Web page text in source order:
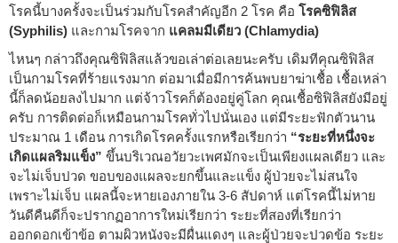
โรคนี้บางครั้งจะเป็นร่วมกับโรคสำคัญอีก 2 โรค คือ โรคซิฟิลิส
(Syphilis) และกามโรคจาก แคลมมีเดียว (Chlamydia)
ไหนๆ กล่าวถึงคุณซิฟิลิสแล้วขอเล่าต่อเลยนะครับ เดิมทีคุณซิฟิลิส
เป็นกามโรคที่ร้ายแรงมาก ต่อมาเมื่อมีการค้นพบยาฆ่าเชื้อ เชื้อเหล่า
นี้ก็ลดน้อยลงไปมาก แต่จ้าวโรคก็ต้องอยู่คู่โลก คุณเชื้อซิฟิลิสยังมีอยู่
ครับ การติดต่อก็เหมือนกามโรคทั่วไปนั่นเอง แต่มีระยะฟักตัวนาน
ประมาณ 1 เดือน การเกิดโรคครั้งแรกหรือเรียกว่า “ระยะที่หนึ่งจะ
เกิดแผลริมแข็ง” ขึ้นบริเวณอวัยวะเพศมักจะเป็นเพียงแผลเดียว และ
จะไม่เจ็บปวด ขอบของแผลจะยกขึ้นและแข็ง ผู้ป่วยจะไม่สนใจ
เพราะไม่เจ็บ แผลนี้จะหายเองภายใน 3-6 สัปดาห์ แต่โรคนี้ไม่หาย
วันดีคืนดีก็จะปรากฏอาการใหม่เรียกว่า ระยะที่สองที่เรียกว่า
ออกดอกเข้าข้อ ตามผิวหนังจะมีผื่นแดงๆ และผู้ป่วยจะปวดข้อ ระยะ